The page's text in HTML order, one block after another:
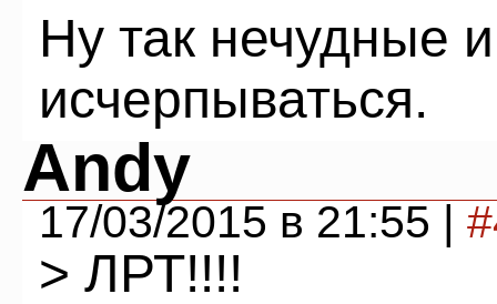
Ну так нечудные
исчерпываться.
Andy
17/03/2015 в 21:55 |
> ЛРТ!!!!